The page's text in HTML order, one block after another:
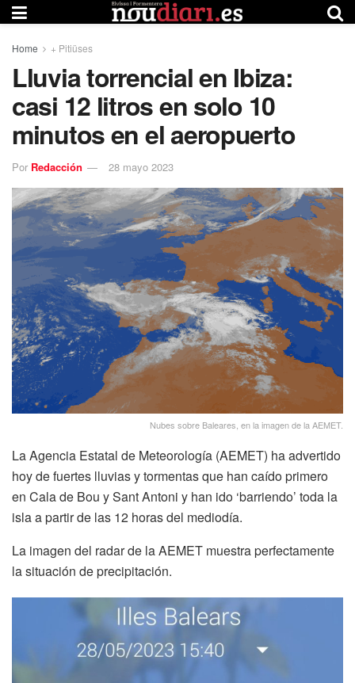
Home + Pitiüses
Lluvia torrencial en Ibiza:
casi 12 litros en solo 10
minutos en el aeropuerto
Por Redacción 28 mayo 2023
Nubes sobre Baleares, en la imagen de la AEMET.
La Agencia Estatal de Meteorología (AEMET) ha advertido
hoy de fuertes lluvias y tormentas que han caído primero
en Cala de Bou y Sant Antoni y han ido ‘barriendo’ toda la
isla a partir de las 12 horas del mediodía.
La imagen del radar de la AEMET muestra perfectamente
la situación de precipitación.